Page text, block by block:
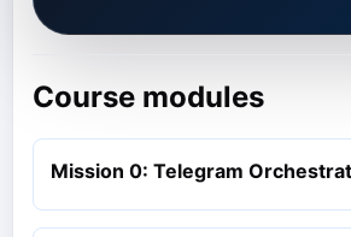
Course modules
Mission 0: Telegram